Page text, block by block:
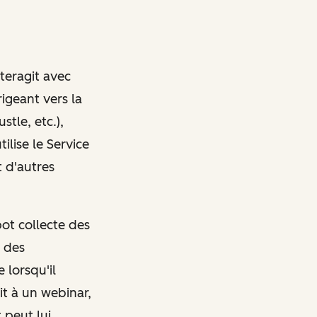
avec
vers la
etc.),
le Service
d'autres
collecte des
des
lorsqu'il
à un webinar,